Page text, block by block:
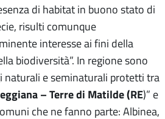
di habitat in buono stato di
risulti comunque
interesse ai fini della
biodiversità”. In regione sono
naturali e seminaturali protetti tra
– Terre di Matilde (RE)” e
che ne fanno parte: Albinea,